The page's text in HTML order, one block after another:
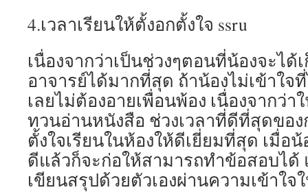
4.เวลาเรียนให้ตั้งอกตั้งใจ ssru
เนื่องจากว่าเป็นช่วงๆตอนที่น้องจะได้
อาจารย์ได้มากที่สุด ถ้าน้องไม่เข้าใ
เลยไม่ต้องอายเพื่อนพ้อง เนื่องจากว่า
ทวนอ่านหนังสือ ช่วงเวลาที่ดีที่สุดขอ
ตั้งใจเรียนในห้องให้ดีเยี่ยมที่สุด เมื่อน้
ดีแล้วก็จะก่อให้สามารถทำข้อสอบไ
เขียนสรุปด้วยตัวเองผ่านความเข้าใจ